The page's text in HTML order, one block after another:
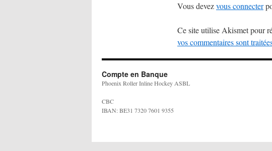
Vous devezvous connecter
Ce site utilise Akismet pour
vos commentaires sont
Compte en Banque
Phoenix Roller Inline Hockey ASBL
CBC
IBAN: BE31 7320 7601 9355